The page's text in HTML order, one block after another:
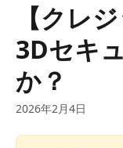
【クレ
3Dセキ
か？
2026年2月4日